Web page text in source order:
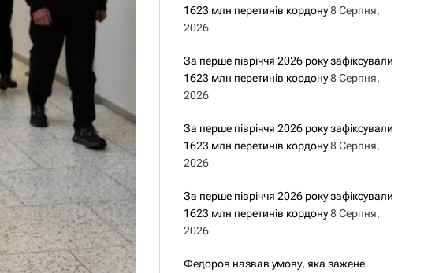
1623 млн перетинів кордону 8 Серпня,
2026
За перше півріччя 2026 року зафіксували
1623 млн перетинів кордону 8 Серпня,
2026
За перше півріччя 2026 року зафіксували
1623 млн перетинів кордону 8 Серпня,
2026
За перше півріччя 2026 року зафіксували
1623 млн перетинів кордону 8 Серпня,
2026
Федоров назвав умову, яка зажене